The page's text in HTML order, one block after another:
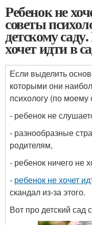
Ребенок не
советы
детскому
хочет идти в
Если выделить
которыми они
психологу (по
- ребенок не
- разнообразные
родителям,
- ребенок ничего не
- ребенок не хочет
скандал из-за этого.
Вот про детский сад